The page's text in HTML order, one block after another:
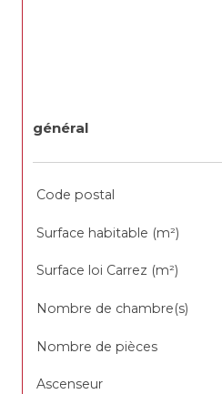
général
TRAD_SIROCCO_Caracteristique
Code postal
Surface habitable (m²)
Surface loi Carrez (m²)
Nombre de chambre(s)
Nombre de pièces
Ascenseur